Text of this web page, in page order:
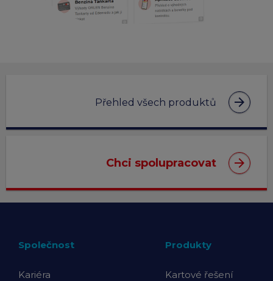
Přehled všech produktů arrow_forward
Chci spolupracovat arrow_forward
Společnost
Kariéra
Produkty
Kartové řešení